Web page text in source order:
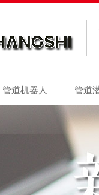
管道机器人 管道